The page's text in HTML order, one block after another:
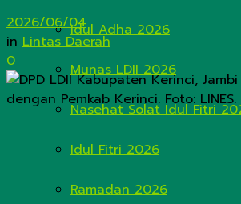
Idul Adha 2026
Munas LDII 2026
Nasehat Solat Idul Fitri
Idul Fitri 2026
Ramadan 2026
2026/06/04
in Lintas Daerah
0